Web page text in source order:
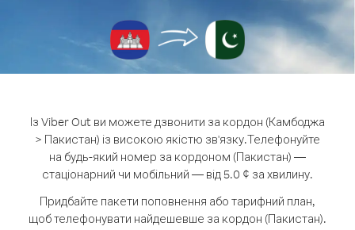
Із Viber Out ви можете дзвонити за кордон (Камбоджа
> Пакистан) із високою якістю зв'язку.Телефонуйте
на будь-який номер за кордоном (Пакистан) —
стаціонарний чи мобільний — від 5.0 ¢ за хвилину.
Придбайте пакети поповнення або тарифний план,
щоб телефонувати найдешевше за кордон (Пакистан).